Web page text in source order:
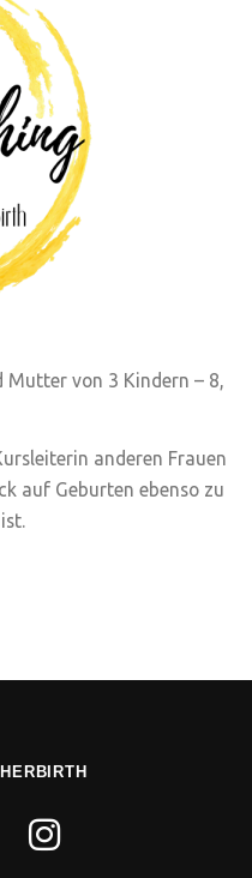
Mutter von 3 Kindern – 8,
anderen Frauen
auf Geburten ebenso zu